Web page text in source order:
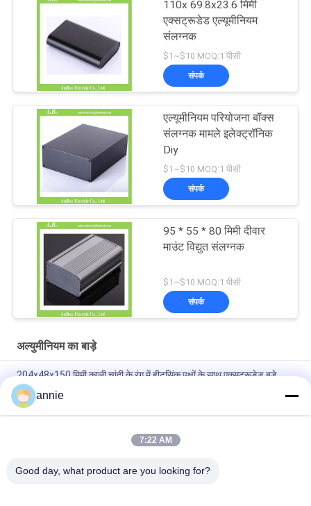
110x 69.8x23.6 मिमी
एक्सट्रूडेड एल्यूमीनियम
संलग्नक
$1~$10 MOQ:1 पीसी
संपर्क
एल्यूमीनियम परियोजना बॉक्स
संलग्नक मामले इलेक्ट्रॉनिक
Diy
$1~$10 MOQ:1 पीसी
संपर्क
95 * 55 * 80 मिमी दीवार
माउंट विद्युत संलग्नक
$1~$10 MOQ:1 पीसी
संपर्क
अल्युमीनियम का बाड़े
204x48x150 मिमी काली चांदी के रंग में हीटसिंक पक्षों के साथ एक्सट्रूडेड बड़े
एल्यूमीनियम संलग्नक
160*46*150mm एनोडाइज्ड ब्लैक एल्यूमिनियम कूलिंग केस जिसमें फ्लैंज वॉल
annie
7:22 AM
Good day, what product are you looking for?